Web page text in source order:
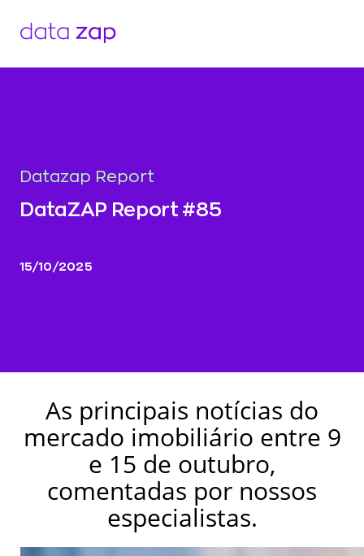
Datazap Report
DataZAP Report #85
15/10/2025
As principais notícias do
mercado imobiliário entre 9
e 15 de outubro,
comentadas por nossos
especialistas.